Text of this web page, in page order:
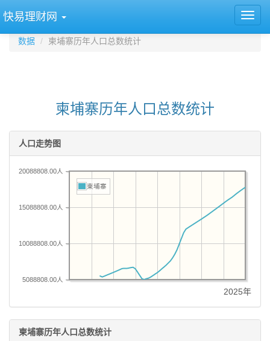
快易理财网
数据 柬埔寨历年人口总数统计
柬埔寨历年人口总数统计
人口走势图
5088808.00人
10088808.00人
15088808.00人
20088808.00人
柬埔寨
2025年
柬埔寨历年人口总数统计